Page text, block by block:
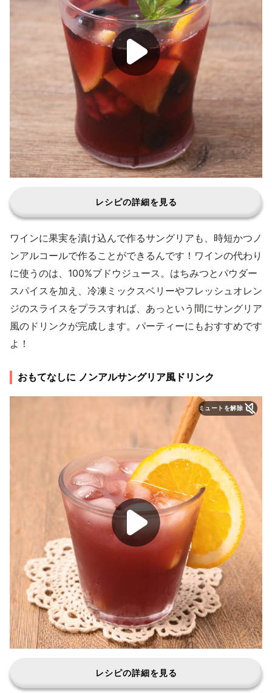
レシピの詳細を見る
ワインに果実を漬け込んで作るサングリアも、時短かつノ
ンアルコールで作ることができるんです！ワインの代わり
に使うのは、100%ブドウジュース。はちみつとパウダー
スパイスを加え、冷凍ミックスベリーやフレッシュオレン
ジのスライスをプラスすれば、あっという間にサングリア
風のドリンクが完成します。パーティーにもおすすめです
よ！
おもてなしに ノンアルサングリア風ドリンク
ミュートを解除
レシピの詳細を見る